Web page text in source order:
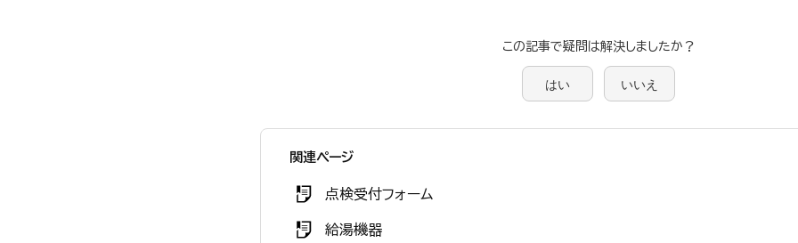
この記事で疑問は解決しましたか？
はい いいえ
関連ページ
点検受付フォーム
給湯機器